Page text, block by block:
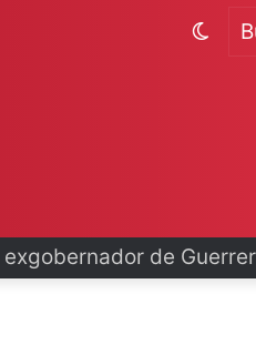
FIFA